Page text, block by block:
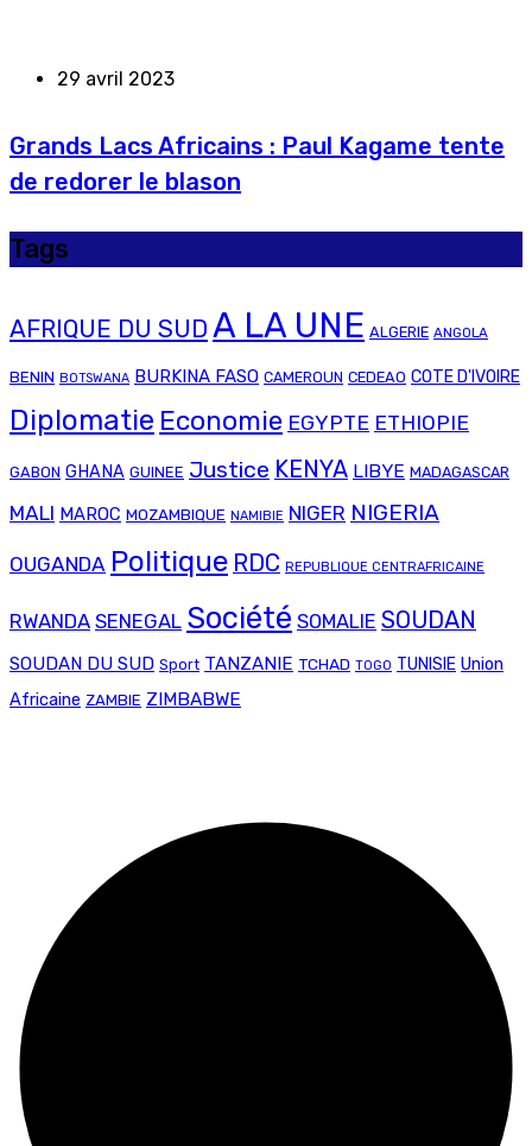
29 avril 2023
Grands Lacs Africains : Paul Kagame tente
de redorer le blason
Tags
AFRIQUE DU SUD A LA UNE ALGERIE ANGOLA
BENIN BOTSWANA BURKINA FASO CAMEROUN CEDEAO COTE D'IVOIRE
Diplomatie Economie EGYPTE ETHIOPIE
GABON GHANA GUINEE Justice KENYA LIBYE MADAGASCAR
MALI MAROC MOZAMBIQUE NAMIBIE NIGER NIGERIA
OUGANDA Politique RDC REPUBLIQUE CENTRAFRICAINE
RWANDA SENEGAL Société SOMALIE SOUDAN
SOUDAN DU SUD Sport TANZANIE TCHAD TOGO TUNISIE Union
Africaine ZAMBIE ZIMBABWE